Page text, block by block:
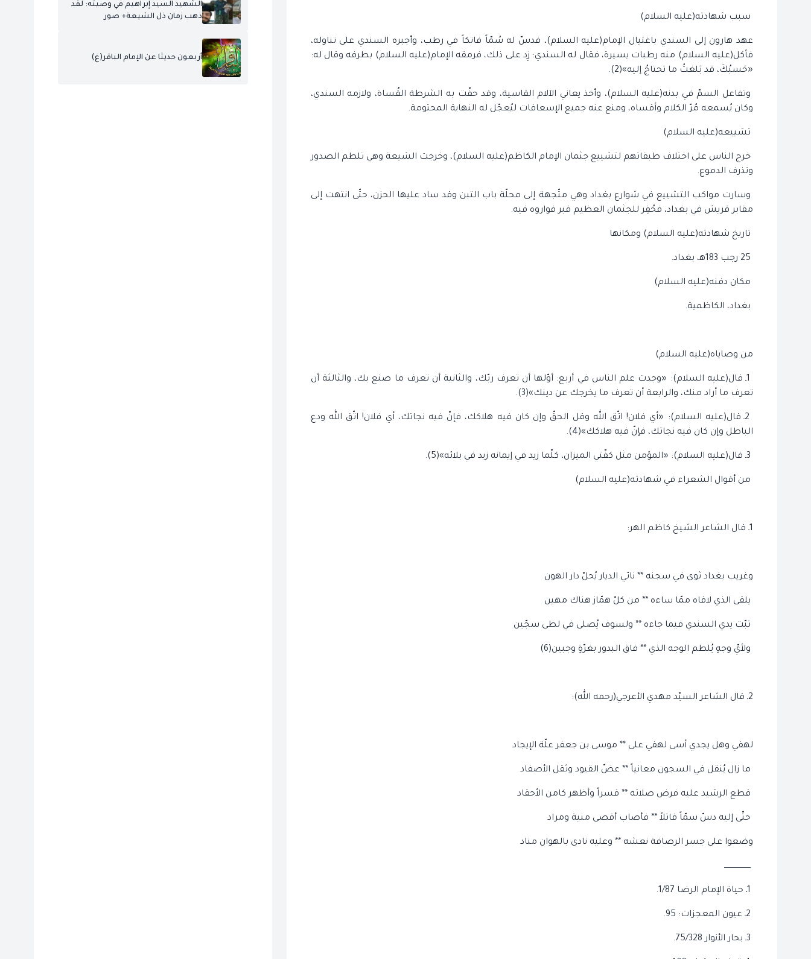
سبب شهادته(عليه السلام)
عهد هارون إلى السندي باغتيال الإمام(عليه السلام)، فدسّ له سُمّاً فاتكاً في رطب، وأجبره السندي على تناوله،
فأكل(عليه السلام) منه رطبات يسيرة، فقال له السندي: زِد على ذلك، فرمقه الإمام(عليه السلام) بطرفه وقال له:
«حَسبُكَ، قد بَلغتُ ما تحتاجُ إليه»(2).
وتفاعل السمّ في بدنه(عليه السلام)، وأخذ يعاني الآلام القاسية، وقد حفّت به الشرطة القُساة، ولازمه السندي،
وكان يُسمعه مُرّ الكلام وأقساه، ومنع عنه جميع الإسعافات ليُعجّل له النهاية المحتومة.
تشييعه(عليه السلام)
خرج الناس على اختلاف طبقاتهم لتشييع جثمان الإمام الكاظم(عليه السلام)، وخرجت الشيعة وهي تلطم الصدور
وتذرف الدموع.
وسارت مواكب التشييع في شوارع بغداد وهي متّجهة إلى محلّة باب التبن وقد ساد عليها الحزن، حتّى انتهت إلى
مقابر قريش في بغداد، فحُفِر للجثمان العظيم قبر فواروه فيه.
تاريخ شهادته(عليه السلام) ومكانها
مكان دفنه(عليه السلام)
بغداد، الكاظمية.
من وصاياه(عليه السلام)
1ـ قال(عليه السلام): «وجدت علم الناس في أربع: أوّلها أن تعرف ربّك، والثانية أن تعرف ما صنع بك، والثالثة أن
تعرف ما أراد منك، والرابعة أن تعرف ما يخرجك عن دينك»(3).
2ـ قال(عليه السلام): «أي فلان! اتّق الله وقل الحقّ وإن كان فيه هلاكك، فإنّ فيه نجاتك، أي فلان! اتّق الله ودع
الباطل وإن كان فيه نجاتك، فإنّ فيه هلاكك»(4).
من أقوال الشعراء في شهادته(عليه السلام)
1ـ قال الشاعر الشيخ كاظم الهر:
وغريب بغداد ثوى في سجنه ** نائي الديار يُحلّ دار الهون
يلقى الذي لاقاه ممّا ساءه ** من كلّ همّاز هناك مهين
تبّت يدي السندي فيما جاءه ** ولسوف يُصلى في لظى سجّين
ولأيّ وجهٍ يُلطم الوجه الذي ** فاق البدور بغرّةٍ وجبين(6)
2ـ قال الشاعر السيّد مهدي الأعرجي(رحمه الله):
لهفي وهل يجدي أسى لهفي على ** موسى بن جعفر علّة الإيجاد
ما زال يُنقل في السجون معانياً ** عضّ القيود وثقل الأصفاد
قطع الرشيد عليه فرض صلاته ** قسراً وأظهر كامن الأحقاد
حتّى إليه دسّ سمّاً قاتلاً ** فأصاب أقصى منية ومراد
وضعوا على جسر الرصافة نعشه ** وعليه نادى بالهوان مناد
ــــــــــــــــــــــ
الشهيد السيد إبراهيم في وصيته: لقد
ذهب زمان ذل الشيعة+ صور
أربعون حديثا عن الإمام الباقر(ع)